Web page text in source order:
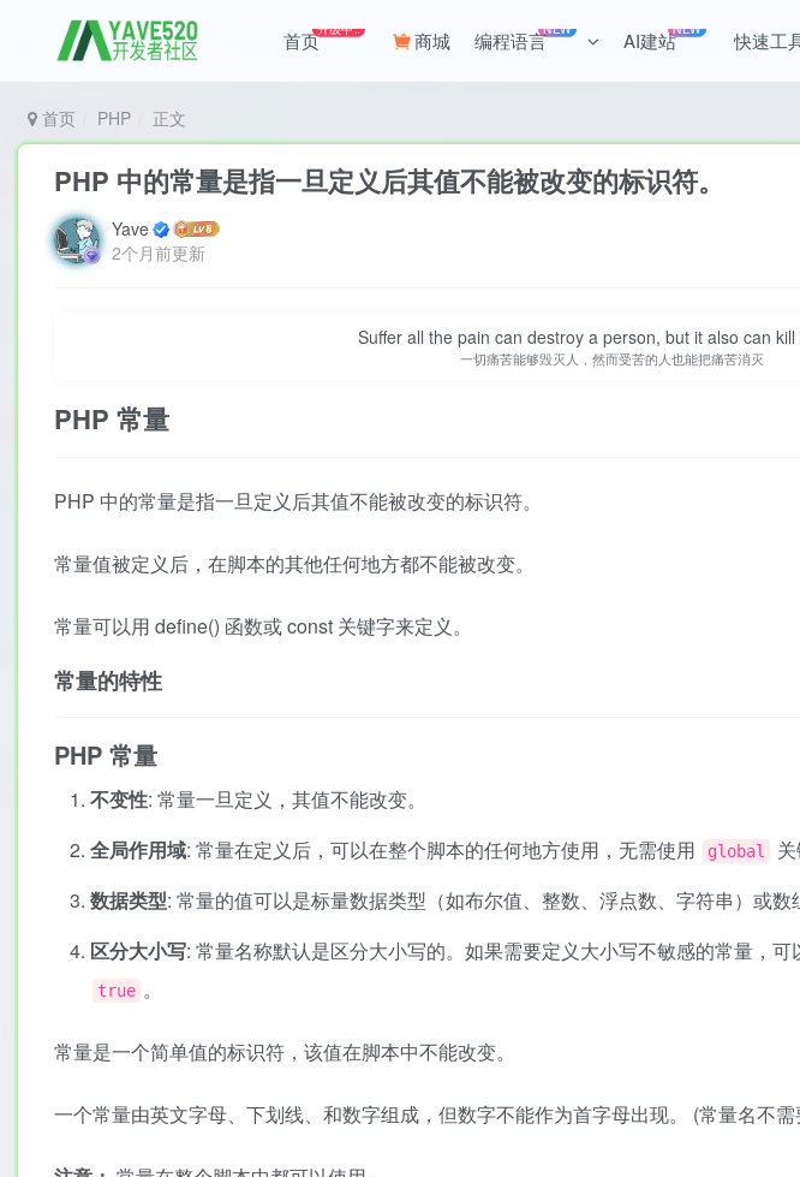
首页升级中.. 商城 编程语言NEW AI建站NEW 快速工
首页 PHP 正文
PHP 中的常量是指一旦定义后其值不能被改变的标识符。
Yave
2个月前更新
Suffer all the pain can destroy a person, but it also can kill
一切痛苦能够毁灭人，然而受苦的人也能把痛苦消灭
PHP 常量
PHP 中的常量是指一旦定义后其值不能被改变的标识符。
常量值被定义后，在脚本的其他任何地方都不能被改变。
常量可以用 define() 函数或const 关键字来定义。
常量的特性
PHP 常量
不变性: 常量一旦定义，其值不能改变。
全局作用域: 常量在定义后，可以在整个脚本的任何地方使用，无需使用 global
关
数据类型: 常量的值可以是标量数据类型（如布尔值、整数、浮点数、字符串）或数
区分大小写: 常量名称默认是区分大小写的。如果需要定义大小写不敏感的常量，可
true 。
常量是一个简单值的标识符，该值在脚本中不能改变。
一个常量由英文字母、下划线、和数字组成，但数字不能作为首字母出现。 (常量名不需